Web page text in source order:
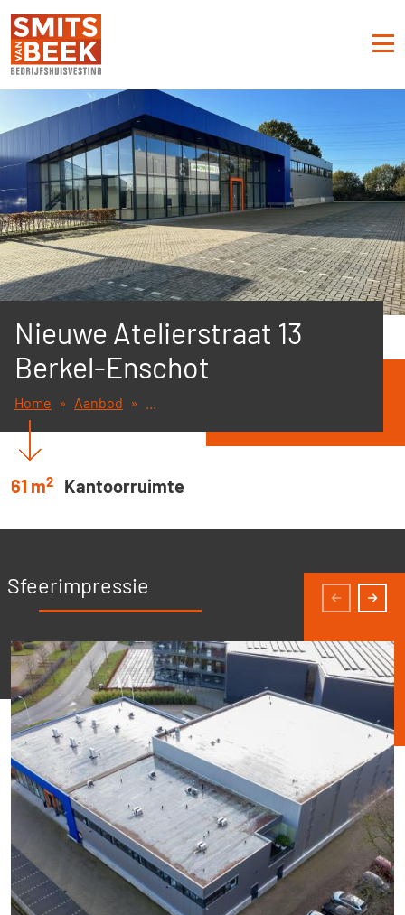
Nieuwe Atelierstraat 13
Berkel-Enschot
Home Aanbod
61 m2 Kantoorruimte
Sfeerimpressie